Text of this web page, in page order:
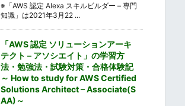
※「AWS 認定 Alexa スキルビルダー – 専門
知識」は2021年3月22 ...
「AWS 認定 ソリューションアーキ
テクト – アソシエイト」の学習方
法・勉強法・試験対策・合格体験記
～ How to study for AWS Certified
Solutions Architect – Associate(S
AA)～